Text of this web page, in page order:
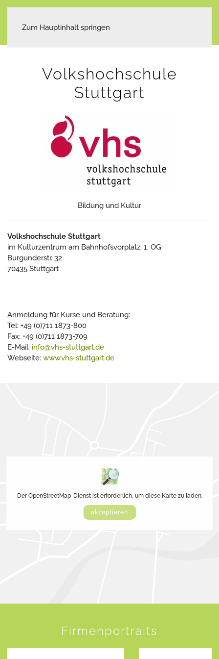
Zum Hauptinhalt springen
Volkshochschule
Stuttgart
Bildung und Kultur
Volkshochschule Stuttgart
im Kulturzentrum am Bahnhofsvorplatz, 1. OG
Burgunderstr. 32
70435 Stuttgart
Anmeldung für Kurse und Beratung:
Tel: +49 (0)711 1873-800
Fax: +49 (0)711 1873-709
E-Mail: info@vhs-stuttgart.de
Webseite: www.vhs-stuttgart.de
Der OpenStreetMap-Dienst ist erforderlich, um diese Karte zu laden.
akzeptieren
Firmenportraits